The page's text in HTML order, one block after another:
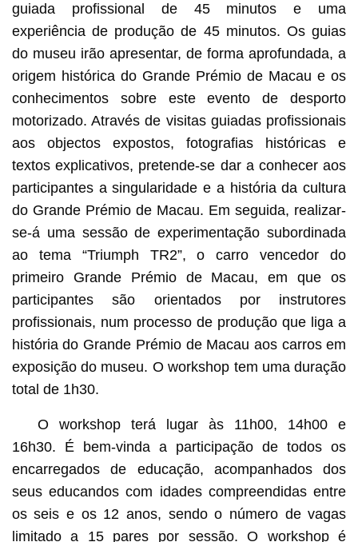
guiada profissional de 45 minutos e uma
experiência de produção de 45 minutos. Os guias
do museu irão apresentar, de forma aprofundada, a
origem histórica do Grande Prémio de Macau e os
conhecimentos sobre este evento de desporto
motorizado. Através de visitas guiadas profissionais
aos objectos expostos, fotografias históricas e
textos explicativos, pretende-se dar a conhecer aos
participantes a singularidade e a história da cultura
do Grande Prémio de Macau. Em seguida, realizar-
se-á uma sessão de experimentação subordinada
ao tema “Triumph TR2”, o carro vencedor do
primeiro Grande Prémio de Macau, em que os
participantes são orientados por instrutores
profissionais, num processo de produção que liga a
história do Grande Prémio de Macau aos carros em
exposição do museu. O workshop tem uma duração
total de 1h30.
O workshop terá lugar às 11h00, 14h00 e
16h30. É bem-vinda a participação de todos os
encarregados de educação, acompanhados dos
seus educandos com idades compreendidas entre
os seis e os 12 anos, sendo o número de vagas
limitado a 15 pares por sessão. O workshop é